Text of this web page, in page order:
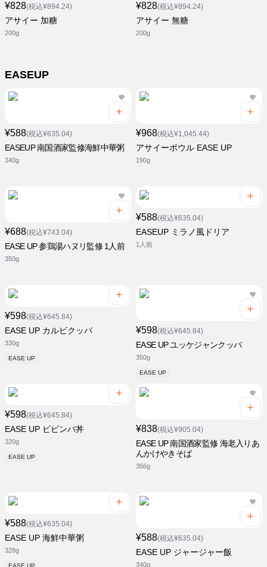
¥828(税込¥894.24)
アサイー 加糖
200g
¥828(税込¥894.24)
アサイー 無糖
200g
EASEUP
¥588(税込¥635.04)
EASEUP 南国酒家監修海鮮中華粥
340g
¥968(税込¥1,045.44)
アサイーボウル EASE UP
190g
¥688(税込¥743.04)
EASE UP 参鶏湯ハヌリ監修 1人前
350g
¥588(税込¥635.04)
EASEUP ミラノ風ドリア
1人前
¥598(税込¥645.84)
EASE UP カルビクッパ
330g
EASE UP
¥598(税込¥645.84)
EASE UP ユッケジャンクッパ
350g
EASE UP
¥598(税込¥645.84)
EASE UP ビビンバ丼
320g
EASE UP
¥838(税込¥905.04)
EASE UP 南国酒家監修 海老入りあ
んかけやきそば
356g
¥588(税込¥635.04)
EASE UP 海鮮中華粥
328g
EASE UP
¥588(税込¥635.04)
EASE UP ジャージャー飯
340g